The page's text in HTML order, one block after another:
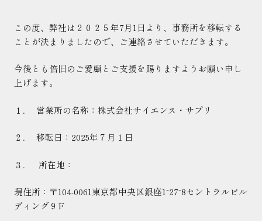
この度、弊社は２０２５年7月1 日より、事務所を移転する
ことが決まりましたので、ご連絡させていただきます。
今後とも倍旧のご愛顧とご支援を賜りますようお願い申し
上げます。
１． 営業所の名称：株式会社サイエンス・サプリ
２． 移転日： 2025年７月１日
３． 所在地：
現住所 ：〒104‐0061東京都中央区銀座1⁻27⁻8セントラルビル
ディング９ F